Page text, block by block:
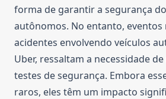
forma de garantir a segurança
autônomos. No entanto, eventos
acidentes envolvendo veículos
Uber, ressaltam a necessidade
testes de segurança. Embora
raros, eles têm um impacto